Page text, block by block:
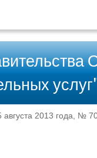
2013 года, №